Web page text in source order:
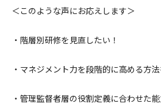
＜このような声にお応えします＞
・階層別研修を見直したい！
・マネジメント力を段階的に高める方法
・管理監督者層の役割定義に合わせた